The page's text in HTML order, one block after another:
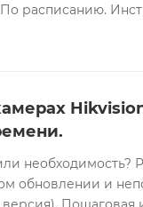
расписанию.
необходимость?
обновлении и